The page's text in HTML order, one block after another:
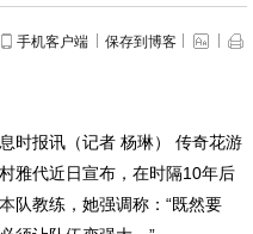
手机客户端 保存到博客
报讯（记者 杨琳） 传奇花游
雅代近日宣布，在时隔10年后
队教练，她强调称：“既然要